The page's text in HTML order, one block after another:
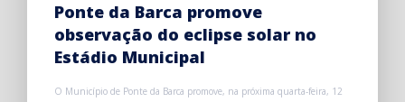
Ponte da Barca promove
observação do eclipse solar no
Estádio Municipal
O Município de Ponte da Barca promove, na próxima quarta-feira, 12